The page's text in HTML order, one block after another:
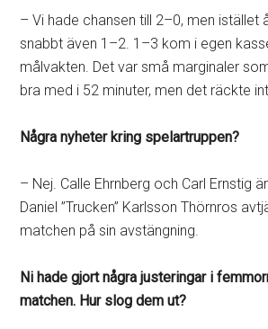
– Vi hade chansen till 2–0, men istället
snabbt även 1–2. 1–3 kom i egen
målvakten. Det var små marginaler
bra med i 52 minuter, men det räckte
Några nyheter kring spelartruppen?
– Nej. Calle Ehrnberg och Carl Ernstig
Daniel ”Trucken” Karlsson Thörnros
matchen på sin avstängning.
Ni hade gjort några justeringar i
matchen. Hur slog dem ut?